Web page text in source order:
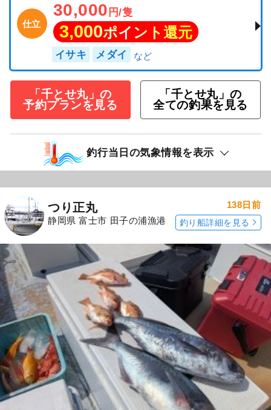
仕立
30,000 円/隻
3,000ポイント還元
イサキ メダイ
「千とせ丸」の
予約プランを見る
「千とせ丸」の
全ての釣果を見る
釣行当日の気象情報を表示
つり正丸
静岡県 富士市 田子の浦漁港
138日前
釣り船詳細を見る